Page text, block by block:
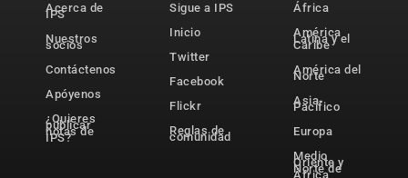
Acerca de
IPS
Nuestros
socios
Contáctenos
Apóyenos
¿Quieres
publicar
notas de
IPS?
Sigue a IPS
Inicio
Twitter
Facebook
Flickr
Reglas de
comunidad
África
América
Latina y el
Caribe
América del
Norte
Asia-
Pacífico
Europa
Medio
Oriente y
Norte de
África